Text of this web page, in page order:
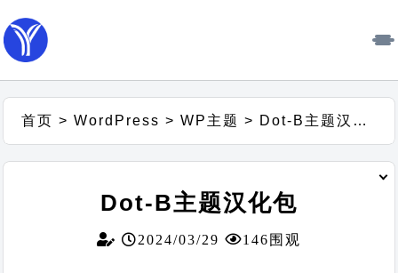
首页 >WordPress >WP主题 > Dot-B主题汉化包
Dot-B主题汉化包
2024/03/29 146围观